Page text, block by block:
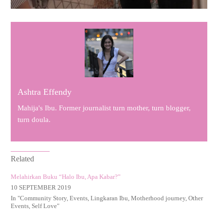
Ashtra Effendy
Mahija's Ibu. Former journalist turn mother, turn blogger,
turn doula.
Related
Melahirkan Buku “Halo Ibu, Apa Kabar?”
10 SEPTEMBER 2019
In "Community Story,Events ,Lingkaran Ibu ,Motherhood journey,Other
Events Self Love"